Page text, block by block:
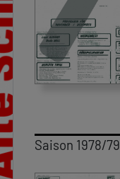
Saison 1978/79